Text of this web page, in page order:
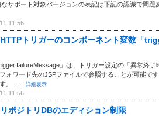
サポート対象バージョンの表記は下記の認識で問題
11:56
トリガーのコンポーネント変数「
」は、トリガー設定の「異常終了
ォワード先のJSPファイルで参照することが可能で
。 --...
詳細表示
11:56
ポジトリDBのエディション制限